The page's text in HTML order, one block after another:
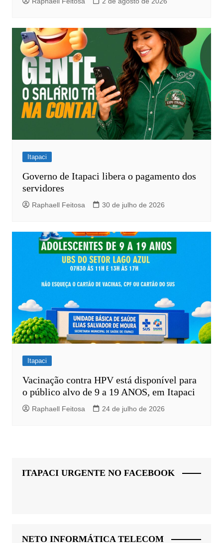
Itapaci
Governo de Itapaci libera o pagamento dos
servidores
Raphaell Feitosa 30 de julho de 2026
Itapaci
Vacinação contra HPV está disponível para
o público alvo de 9 a 19 ANOS, em Itapaci
Raphaell Feitosa 24 de julho de 2026
ITAPACI URGENTE NO FACEBOOK
NETO INFORMÁTICA TELECOM